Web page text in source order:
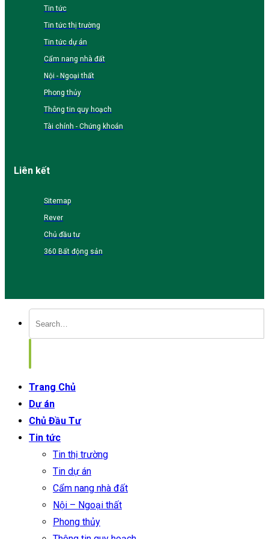
Tin tức
Tin tức thị trường
Tin tức dự án
Cẩm nang nhà đất
Nội - Ngoại thất
Phong thủy
Thông tin quy hoạch
Tài chính - Chứng khoán
Liên kết
Sitemap
Rever
Chủ đầu tư
360 Bất động sản
Trang Chủ
Dự án
Chủ Đầu Tư
Tin tức
Tin thị trường
Tin dự án
Cẩm nang nhà đất
Nội – Ngoại thất
Phong thủy